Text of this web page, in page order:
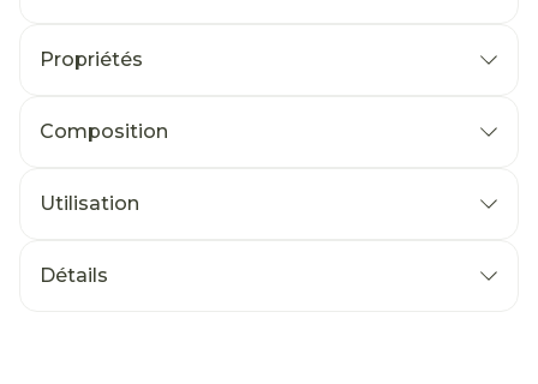
Propriétés
Composition
Utilisation
Détails